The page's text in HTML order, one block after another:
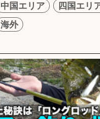
中国エリア
四国エリ
海外